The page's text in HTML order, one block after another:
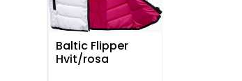
Baltic Flipper
Hvit/rosa